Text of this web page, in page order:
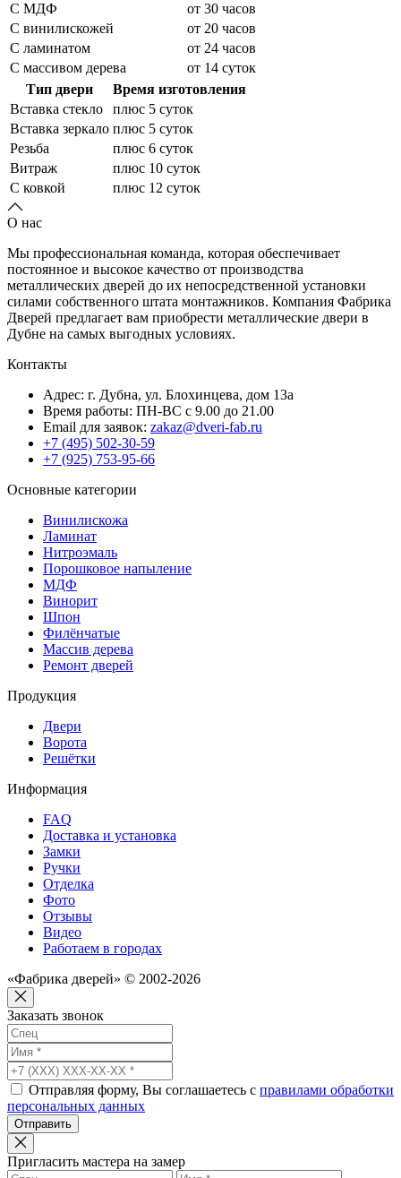
С МДФ
от 30 часов
С винилискожей
от 20 часов
С ламинатом
от 24 часов
С массивом дерева
от 14 суток
Тип двери
Время изготовления
Вставка стекло
плюс 5 суток
Вставка зеркало плюс 5 суток
Резьба
плюс 6 суток
Витраж
плюс 10 суток
С ковкой
плюс 12 суток
О нас
Мы профессиональная команда, которая обеспечивает
постоянное и высокое качество от производства
металлических дверей до их непосредственной установки
силами собственного штата монтажников. Компания Фабрика
Дверей предлагает вам приобрести металлические двери в
Дубне на самых выгодных условиях.
Контакты
Адрес: г. Дубна, ул. Блохинцева, дом 13а
Время работы: ПН-ВС с 9.00 до 21.00
Email для заявок: zakaz@dveri-fab.ru
+7 (495) 502-30-59
+7 (925) 753-95-66
Основные категории
Винилискожа
Ламинат
Нитроэмаль
Порошковое напыление
МДФ
Винорит
Шпон
Филёнчатые
Массив дерева
Ремонт дверей
Продукция
Двери
Ворота
Решётки
Информация
FAQ
Доставка и установка
Замки
Ручки
Отделка
Фото
Отзывы
Видео
Работаем в городах
«Фабрика дверей» © 2002-2026
Заказать звонок
Отправляя форму, Вы соглашаетесь с правилами обработки
персональных данных
Отправить
Пригласить мастера на замер